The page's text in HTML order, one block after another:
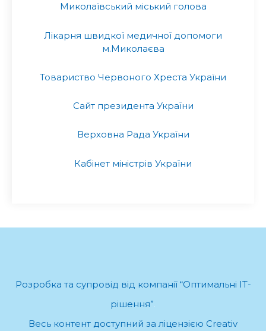
Миколаївський міський голова
Лікарня швидкої медичної допомоги
м.Миколаєва
Товариство Червоного Хреста України
Сайт президента України
Верховна Рада України
Кабінет міністрів України
Розробка та супровід від компанії “Оптимальні ІТ-
рішення”.
Весь контент доступний за ліцензією Creativ